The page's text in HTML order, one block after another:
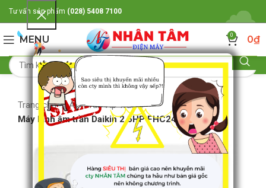
Tư vấn sản phẩm (028) 5408 7100
MENU 0 0₫
Trang chủ
Âm Trần-Áp Trần
Máy lạnh âm trần Daikin 2.5HP FHC24PUV2V